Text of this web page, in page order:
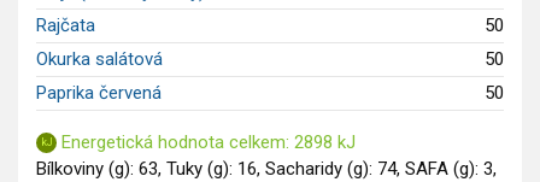
Dětské recepty
GLP-1 recepty
Rajčata
50
Okurka salátová
50
Paprika červená
50
Energetická hodnota celkem: 2898 kJ
Bílkoviny (g): 63, Tuky (g): 16, Sacharidy (g): 74, SAFA (g): 3,